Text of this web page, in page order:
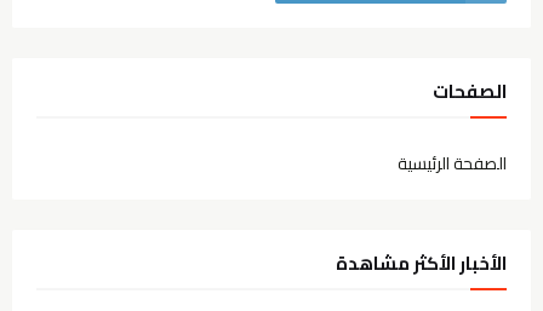
الصفحات
الصفحة الرئيسية
الأخبار الأكثر مشاهدة